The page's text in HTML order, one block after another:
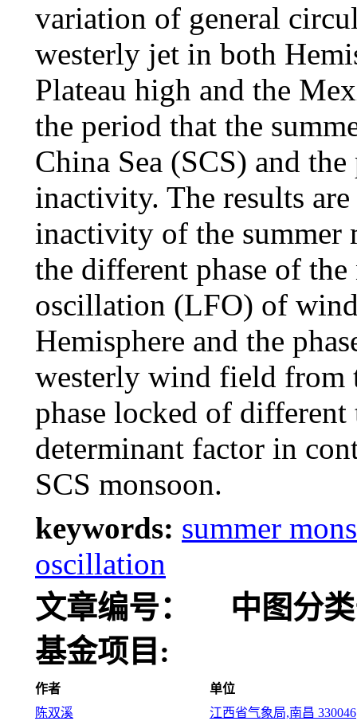
variation of general
westerly jet in both
Plateau high and the
the period that the
China Sea (SCS) and
inactivity. The results
inactivity of the summer
the different phase of
oscillation (LFO) of
Hemisphere and the
westerly wind field from
phase locked of
determinant factor in
SCS monsoon.
keywords: summer
oscillation
文章编号：
中图分
基金项目:
作者
单位
陈双溪
江西省气象局,南昌 330046